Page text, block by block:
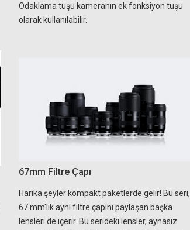
Odaklama tuşu kameranın ek fonksiyon tuşu
olarak kullanılabilir.
67mm Filtre Çapı
Harika şeyler kompakt paketlerde gelir! Bu seri,
67 mm'lik aynı filtre çapını paylaşan başka
lensleri de içerir. Bu serideki lensler, aynasız